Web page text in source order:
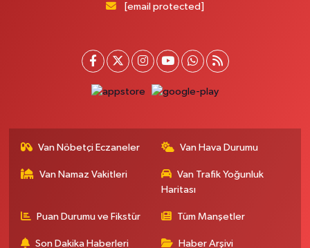
[email protected]
Van Nöbetçi Eczaneler Van Hava Durumu
Van Namaz Vakitleri
Van Trafik Yoğunluk
Haritası
Puan Durumu ve Fikstür Tüm Manşetler
Son Dakika Haberleri Haber Arşivi